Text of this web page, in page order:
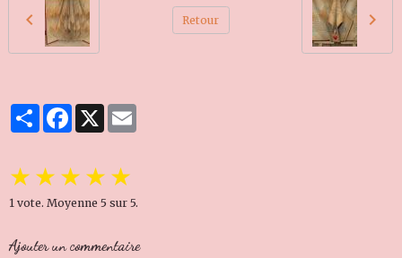
Retour
PartagerFacebook
X
★★★★★
1 vote. Moyenne 5 sur 5.
Ajouter un commentaire